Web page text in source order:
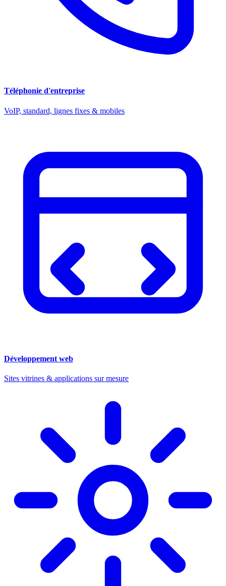
Téléphonie d'entreprise
VoIP, standard, lignes fixes & mobiles
Développement web
Sites vitrines & applications sur mesure